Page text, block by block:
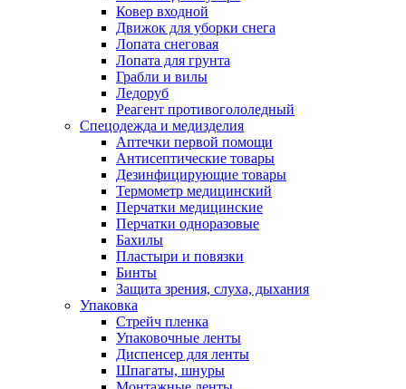
Ковер входной
Движок для уборки снега
Лопата снеговая
Лопата для грунта
Грабли и вилы
Ледоруб
Реагент противогололедный
Спецодежда и медизделия
Аптечки первой помощи
Антисептические товары
Дезинфицирующие товары
Термометр медицинский
Перчатки медицинские
Перчатки одноразовые
Бахилы
Пластыри и повязки
Бинты
Защита зрения, слуха, дыхания
Упаковка
Стрейч пленка
Упаковочные ленты
Диспенсер для ленты
Шпагаты, шнуры